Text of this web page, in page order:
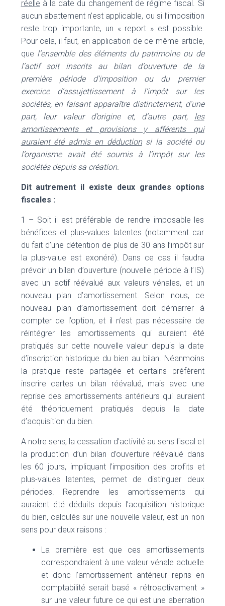
réelle à la date du changement de régime fiscal. Si
aucun abattement n’est applicable, ou si l’imposition
reste trop importante, un « report » est possible.
Pour cela, il faut, en application de ce même article,
que l’ensemble des éléments du patrimoine ou de
l’actif soit inscrits au bilan d’ouverture de la
première période d’imposition ou du premier
exercice d’assujettissement à l’impôt sur les
sociétés, en faisant apparaître distinctement, d’une
part, leur valeur d’origine et, d’autre part, les
amortissements et provisions y afférents qui
auraient été admis en déductionsi la société ou
l’organisme avait été soumis à l’impôt sur les
sociétés depuis sa création.
Dit autrement il existe deux grandes options
fiscales :
1 – Soit il est préférable de rendre imposable les
bénéfices et plus-values latentes (notamment car
du fait d’une détention de plus de 30 ans l’impôt sur
la plus-value est exonéré). Dans ce cas il faudra
prévoir un bilan d’ouverture (nouvelle période à l’IS)
avec un actif réévalué aux valeurs vénales, et un
nouveau plan d’amortissement. Selon nous, ce
nouveau plan d’amortissement doit démarrer à
compter de l’option, et il n’est pas nécessaire de
réintégrer les amortissements qui auraient été
pratiqués sur cette nouvelle valeur depuis la date
d’inscription historique du bien au bilan. Néanmoins
la pratique reste partagée et certains préfèrent
inscrire certes un bilan réévalué, mais avec une
reprise des amortissements antérieurs qui auraient
été théoriquement pratiqués depuis la date
d’acquisition du bien.
A notre sens, la cessation d’activité au sens fiscal et
la production d’un bilan d’ouverture réévalué dans
les 60 jours, impliquant l’imposition des profits et
plus-values latentes, permet de distinguer deux
périodes. Reprendre les amortissements qui
auraient été déduits depuis l’acquisition historique
du bien, calculés sur une nouvelle valeur, est un non
sens pour deux raisons :
La première est que ces amortissements
correspondraient à une valeur vénale actuelle
et donc l’amortissement antérieur repris en
comptabilité serait basé « rétroactivement »
sur une valeur future ce qui est une aberration